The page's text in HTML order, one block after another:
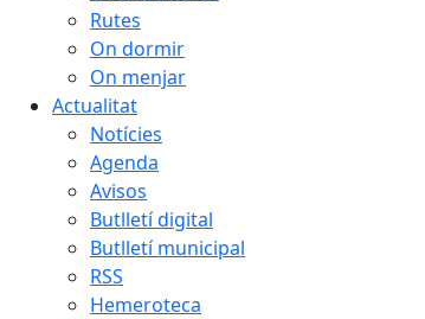
Rutes
On dormir
On menjar
Actualitat
Notícies
Agenda
Avisos
Butlletí digital
Butlletí municipal
RSS
Hemeroteca